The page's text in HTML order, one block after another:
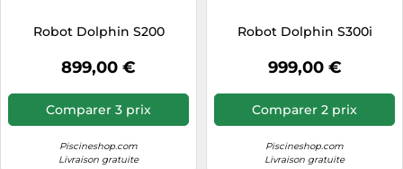
Téléphonie
Téléviseurs
Télévision & vidéo
Électroménager
Robot Dolphin S200
899,00 €
Comparer 3 prix
Piscineshop.com
Livraison gratuite
Robot Dolphin S300i
999,00 €
Comparer 2 prix
Piscineshop.com
Livraison gratuite